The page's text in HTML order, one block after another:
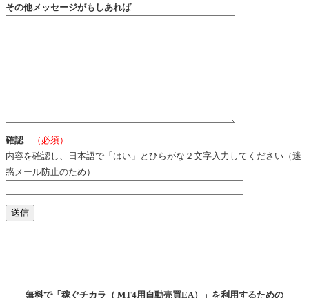
その他メッセージがもしあれば
確認
（必須）
内容を確認し、日本語で「はい」とひらがな２文字入力してください（迷
惑メール防止のため）
無料で「稼ぐチカラ（ MT4用自動売買EA）」を利用するための